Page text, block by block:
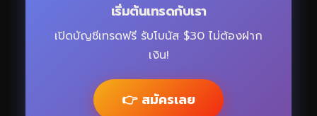
เริ่มต้นเทรดกับเรา
เปิดบัญชีเทรดฟรี รับโบนัส $30 ไม่ต้องฝาก
เงิน!
👉 สมัครเลย